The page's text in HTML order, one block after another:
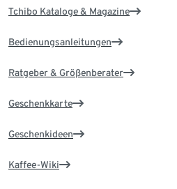
Tchibo Kataloge & Magazine
Bedienungsanleitungen
Ratgeber & Größenberater
Geschenkkarte
Geschenkideen
Kaffee-Wiki